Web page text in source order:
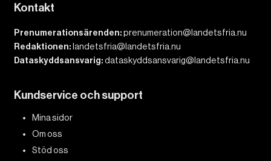
Kontakt
Prenumerationsärenden:prenumeration@landetsfria.nu
Redaktionen: landetsfria@landetsfria.nu
Dataskyddsansvarig:dataskyddsansvarig@landetsfria.nu
Kundservice och support
Mina sidor
Om oss
Stöd oss